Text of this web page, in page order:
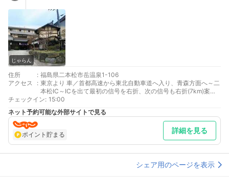
じゃらん
住所 : 福島県二本松市岳温泉1-106
アクセス
: 東京より 車／首都高速から東北自動車道へ入り、青森方面へ～二
本松IC～ICを出て最初の信号を右折、次の信号も右折(7km)案内
標識あり。 車以外／東北新幹線郡山駅乗換、東北本線二本松駅下
車、バスで20分
仙台より 車／東北自動車道を東京方面へ～二本松IC～ICを出て最
初の信号を右折、次の信号も右折(7km)案内標識あり 車以外／東
北新幹線福島駅乗換、東北本線二本松駅下車、バスで20分
最寄り駅１ 二本松
お付け下さいませ。 （カーナビによっては当館の裏側へ案内し
チェックイン: 15:00
ネット予約可能な外部サイトで見る
ポイント貯まる 詳細を見る
シェア用のページを表示